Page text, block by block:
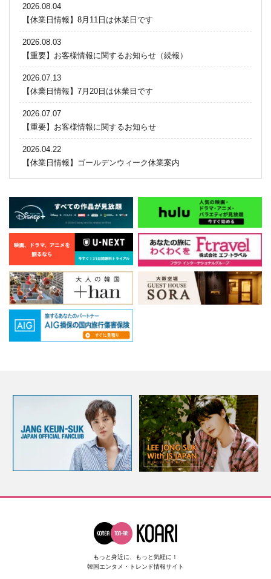
2026.08.04
【休業日情報】8月11日は休業日です
2026.08.03
【重要】お客様情報に関するお知らせ（続報）
2026.07.13
【休業日情報】7月20日は休業日です
2026.07.07
【重要】お客様情報に関するお知らせ
2026.04.22
【休業日情報】ゴールデンウィーク休業案内
もっと身近に、もっと気軽に！
韓国エンタメ・トレンド情報サイト